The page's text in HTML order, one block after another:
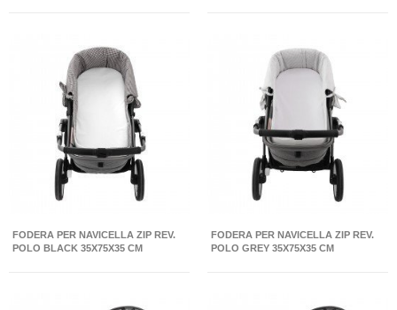
FODERA PER NAVICELLA ZIP REV.
POLO BLACK 35X75X35 CM
FODERA PER NAVICELLA ZIP REV.
POLO GREY 35X75X35 CM